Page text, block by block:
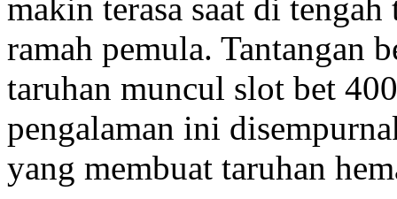
makin terasa saat di
ramah pemula. Tantangan
taruhan muncul slot bet
pengalaman ini
yang membuat taruhan